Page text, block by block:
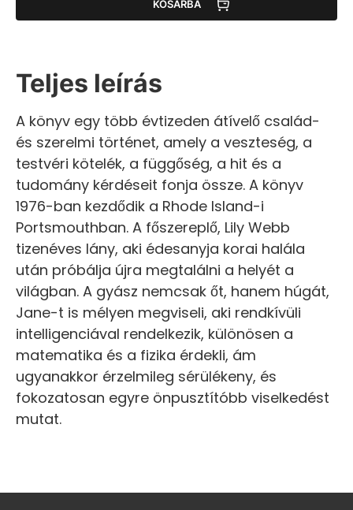
KOSÁRBA
Teljes leírás
A könyv egy több évtizeden átívelő család-
és szerelmi történet, amely a veszteség, a
testvéri kötelék, a függőség, a hit és a
tudomány kérdéseit fonja össze. A könyv
1976-ban kezdődik a Rhode Island-i
Portsmouthban. A főszereplő, Lily Webb
tizenéves lány, aki édesanyja korai halála
után próbálja újra megtalálni a helyét a
világban. A gyász nemcsak őt, hanem húgát,
Jane-t is mélyen megviseli, aki rendkívüli
intelligenciával rendelkezik, különösen a
matematika és a fizika érdekli, ám
ugyanakkor érzelmileg sérülékeny, és
fokozatosan egyre önpusztítóbb viselkedést
mutat.